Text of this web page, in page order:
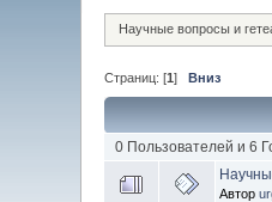
Научные вопросы и
Страниц: [1]Вниз
0 Пользователей и 6
Автор